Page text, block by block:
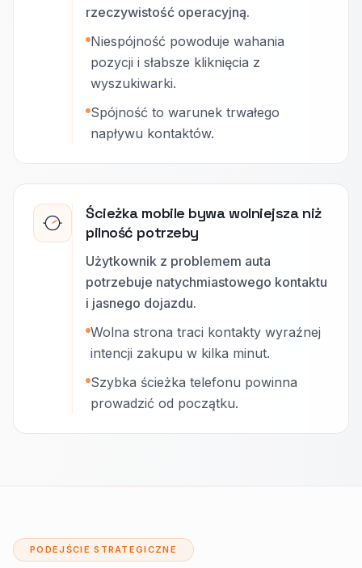
rzeczywistość operacyjną.
Niespójność powoduje wahania
pozycji i słabsze kliknięcia z
wyszukiwarki.
Spójność to warunek trwałego
napływu kontaktów.
Ścieżka mobile bywa wolniejsza niż
pilność potrzeby
Użytkownik z problemem auta
potrzebuje natychmiastowego kontaktu
i jasnego dojazdu.
Wolna strona traci kontakty wyraźnej
intencji zakupu w kilka minut.
Szybka ścieżka telefonu powinna
prowadzić od początku.
PODEJŚCIE STRATEGICZNE